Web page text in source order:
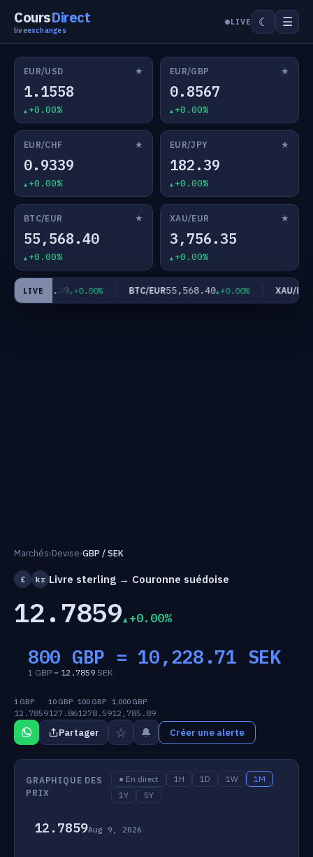
CoursDirect
liveexchanges
LIVE ☾ ☰
EUR/USD ★
1.1558
+0.00%
EUR/GBP ★
0.8567
+0.00%
EUR/CHF ★
0.9339
+0.00%
EUR/JPY ★
182.39
+0.00%
BTC/EUR ★
55,568.40
+0.00%
XAU/EUR ★
3,756.35
+0.00%
LIVE
JPY182.39 +0.00% BTC/EUR55,568.40 +0.00% XAU/EUR
Marchés›Devise›GBP / SEK
£ kr Livre sterling → Couronne suédoise
12.7859 +0.00%
800 GBP =10,228.71 SEK
1 GBP = 12.7859 SEK
1 GBP
12.7859
10 GBP
127.86
100 GBP
1278.59
1,000 GBP
12,785.89
Partager ☆ 🔔 Créer une alerte
GRAPHIQUE DES
PRIX
● En direct 1H 1D 1W
1M
1Y
5Y
12.7859Aug 9, 2026